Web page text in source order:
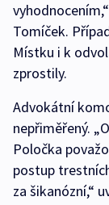
Tomíček.
Místku i k
zprostily.
Advokátní
nepřiměřený.
Poločka
postup
za šikanózní,“